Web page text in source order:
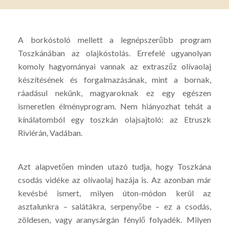
A borkóstoló mellett a legnépszerűbb program
Toszkánában az olajkóstolás. Errefelé ugyanolyan
komoly hagyományai vannak az extraszűz olívaolaj
készítésének és forgalmazásának, mint a bornak,
ráadásul nekünk, magyaroknak ez egy egészen
ismeretlen élményprogram. Nem hiányozhat tehát a
kínálatomból egy toszkán olajsajtoló: az Etruszk
Riviérán, Vadában.
Azt alapvetően minden utazó tudja, hogy Toszkána
csodás vidéke az olívaolaj hazája is. Az azonban már
kevésbé ismert, milyen úton-módon kerül az
asztalunkra – salátákra, serpenyőbe – ez a csodás,
zöldesen, vagy aranysárgán fénylő folyadék. Milyen